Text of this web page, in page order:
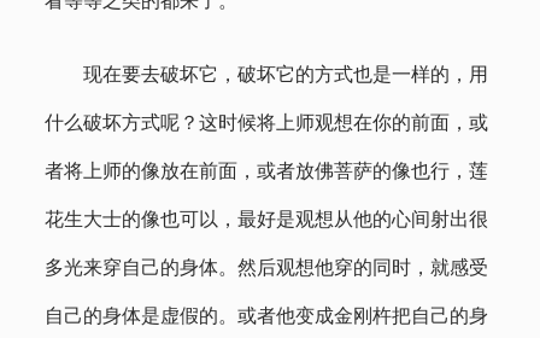
现在要去破坏它，破坏它的方式也是一样的，用
什么破坏方式呢？这时候将上师观想在你的前面，或
者将上师的像放在前面，或者放佛菩萨的像也行，莲
花生大士的像也可以，最好是观想从他的心间射出很
多光来穿自己的身体。然后观想他穿的同时，就感受
自己的身体是虚假的。或者他变成金刚杵把自己的身